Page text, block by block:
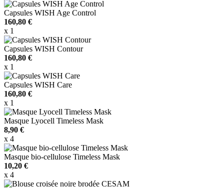
Capsules WISH Age Control
160,80 €
x 1
Capsules WISH Contour
160,80 €
x 1
Capsules WISH Care
160,80 €
x 1
Masque Lyocell Timeless Mask
8,90 €
x 4
Masque bio-cellulose Timeless Mask
10,20 €
x 4